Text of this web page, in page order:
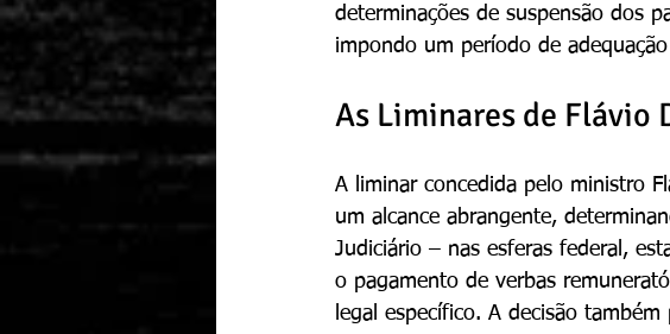
determinações de suspensão dos
impondo um período de
As Liminares de Flávio
A liminar concedida pelo ministro
um alcance abrangente,
Judiciário – nas esferas federal,
o pagamento de verbas
legal específico. A decisão